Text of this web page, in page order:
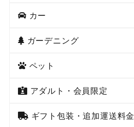
カー
ガーデニング
ペット
アダルト・会員限定
ギフト包装・追加運送料金